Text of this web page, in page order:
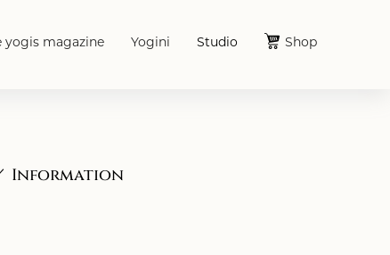
yogis magazine Yogini Studio Shop
Information